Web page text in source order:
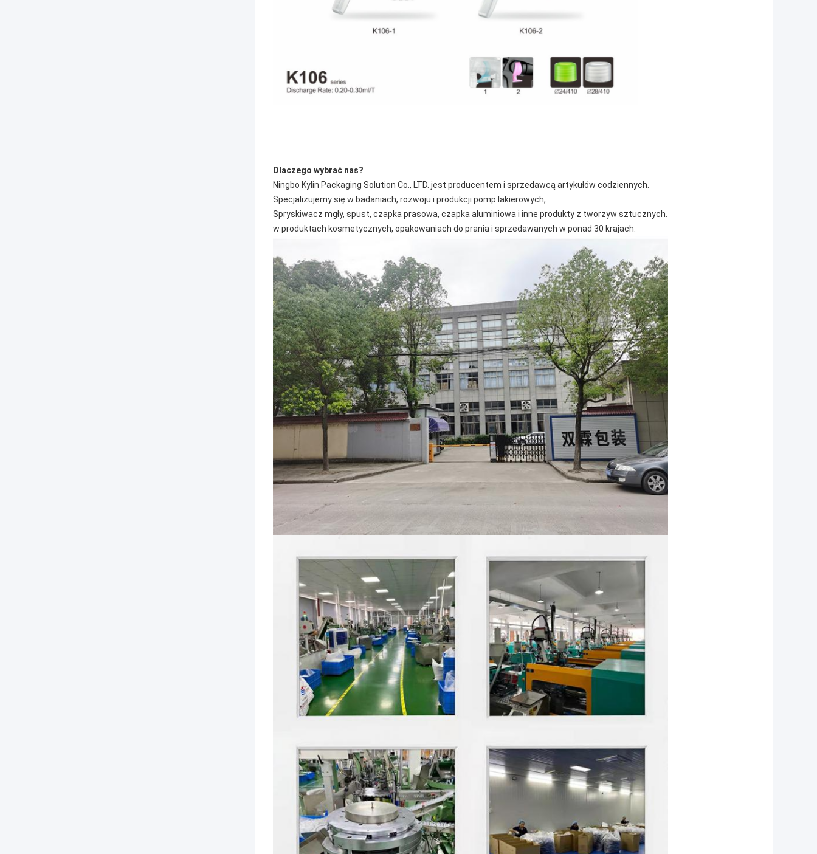
Dlaczego wybrać nas?
Ningbo Kylin Packaging Solution Co., LTD. jest producentem i sprzedawcą artykułów codziennych.
Specjalizujemy się w badaniach, rozwoju i produkcji pomp lakierowych,
Spryskiwacz mgły, spust, czapka prasowa, czapka aluminiowa i inne produkty z tworzyw sztucznych.
w produktach kosmetycznych, opakowaniach do prania i sprzedawanych w ponad 30 krajach.